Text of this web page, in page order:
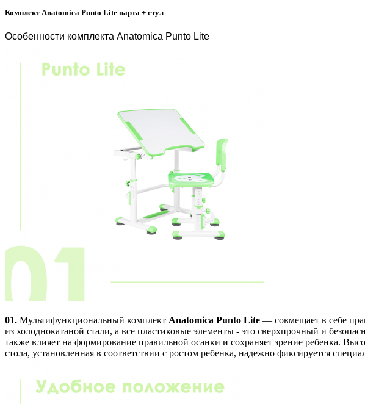
Комплект Anatomica Punto Lite парта + стул
Особенности комплекта Anatomica Punto Lite
01. Мультифункциональный комплект Anatomica Punto Lite — совмещает в себе
из холоднокатаной стали, а все пластиковые элементы - это сверхпрочный и
также влияет на формирование правильной осанки и сохраняет зрение ребенка.
стола, установленная в соответствии с ростом ребенка, надежно фиксируется